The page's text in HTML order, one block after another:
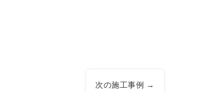
次の施工事例 →